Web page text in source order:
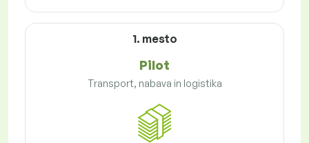
1. mesto
Pilot
Transport, nabava in logistika